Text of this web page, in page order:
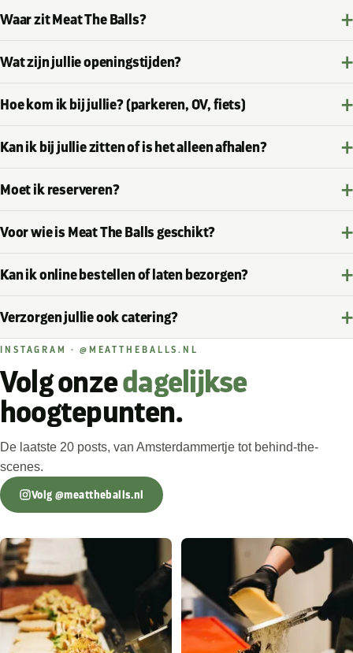
bread being freshly baked and the most fragrant meat
Definitely drop by for the most amazing sandwich with
meatballs you’ll ever have”
Aishwarya Simhalu
★★★★★
“Hele goede service door de mede-eigenaar, lekker
eten! Vooral de truffle fries niet vergeten te bestellen.
Werkt ook erg hygiënisch!”
Munieb Rehman
“These words come straight from my sincere heart:
This is the best meatball sandwich I have ever tasted.
I highly recommend everyone to try this place. It is an
absolute feast for the taste buds. The bread is warm,
crispy yet tender. The meatballs are flavorful and juicy.
The fresh greens balance out the richness perfectly.
Every detail is just perfect — healthy and utterly
witness the whole sandwich-making process, which is
really reassuring, and all ingredients are fresh and
premium. The service is impeccable. Their warm
smiles are friendly and heartwarming. Even though
my Dutch is not fluent, I was never treated differently.
They welcome every guest with sincere kindness.
Waar zit Meat The Balls?
Wat zijn jullie openingstijden?
Hoe kom ik bij jullie? (parkeren, OV, fiets)
Kan ik bij jullie zitten of is het alleen afhalen?
Moet ik reserveren?
Voor wie is Meat The Balls geschikt?
Kan ik online bestellen of laten bezorgen?
Verzorgen jullie ook catering?
INSTAGRAM · @MEATTHEBALLS.NL
Volg onzedagelijkse
hoogtepunten.
De laatste 20 posts, van Amsterdammertje tot behind-the-
scenes.
Volg @meattheballs.nl